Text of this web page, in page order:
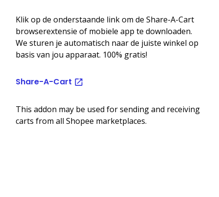
Klik op de onderstaande link om de Share-A-Cart
browserextensie of mobiele app te downloaden.
We sturen je automatisch naar de juiste winkel op
basis van jou apparaat. 100% gratis!
Share-A-Cart
This addon may be used for sending and receiving
carts from all Shopee marketplaces.